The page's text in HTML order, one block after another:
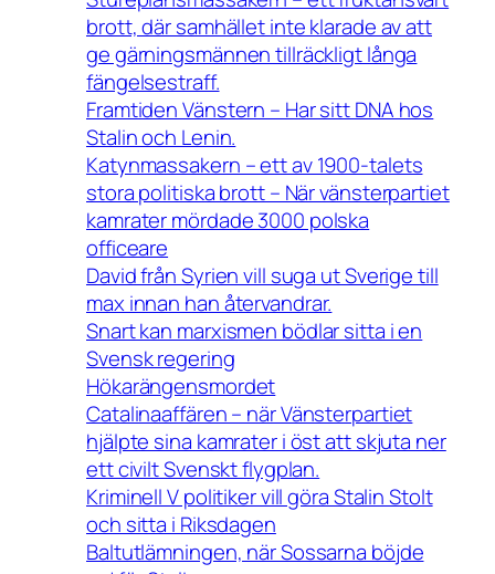
brott, där samhället inte klarade av att
ge gärningsmännen tillräckligt långa
fängelsestraff.
Framtiden Vänstern – Har sitt DNA hos
Stalin och Lenin.
Katynmassakern – ett av 1900-talets
stora politiska brott – När vänsterpartiet
kamrater mördade 3000 polska
officeare
David från Syrien vill suga ut Sverige till
max innan han återvandrar.
Snart kan marxismen bödlar sitta i en
Svensk regering
Hökarängensmordet
Catalinaaffären – när Vänsterpartiet
hjälpte sina kamrater i öst att skjuta ner
ett civilt Svenskt flygplan.
Kriminell V politiker vill göra Stalin Stolt
och sitta i Riksdagen
Baltutlämningen, när Sossarna böjde